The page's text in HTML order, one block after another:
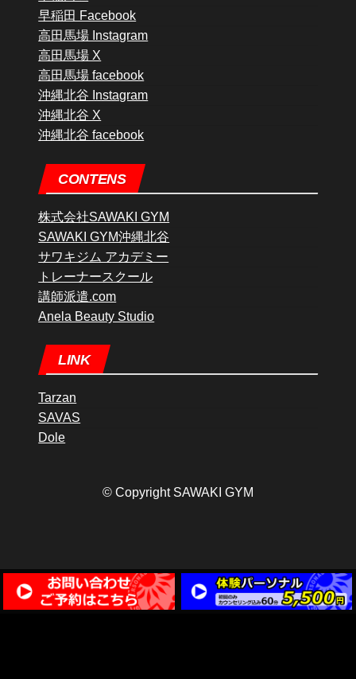
早稲田 Facebook
高田馬場 Instagram
高田馬場 X
高田馬場 facebook
沖縄北谷 Instagram
沖縄北谷 X
沖縄北谷 facebook
CONTENS
株式会社SAWAKI GYM
SAWAKI GYM沖縄北谷
サワキジム アカデミー
トレーナースクール
講師派遣.com
Anela Beauty Studio
LINK
Tarzan
SAVAS
Dole
© Copyright SAWAKI GYM